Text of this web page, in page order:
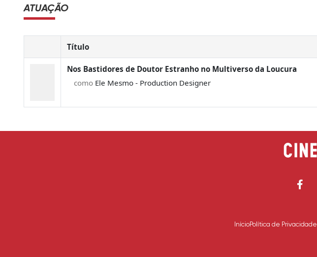
ATUAÇÃO
Título
Nos Bastidores de Doutor Estranho no Multiverso da Loucura
como Ele Mesmo - Production Designer
InícioPolítica de Privacidade